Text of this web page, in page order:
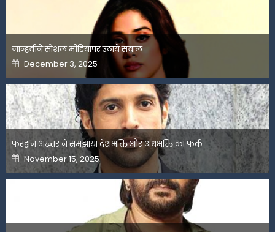
जान्हवीने सोशल मीडियापर उठाये सवाल
Posted
on
December 3, 2025
फरहान अख्तर ने समझाया देशभक्ति और अंधभक्ति का फर्क
Posted
on
November 15, 2025